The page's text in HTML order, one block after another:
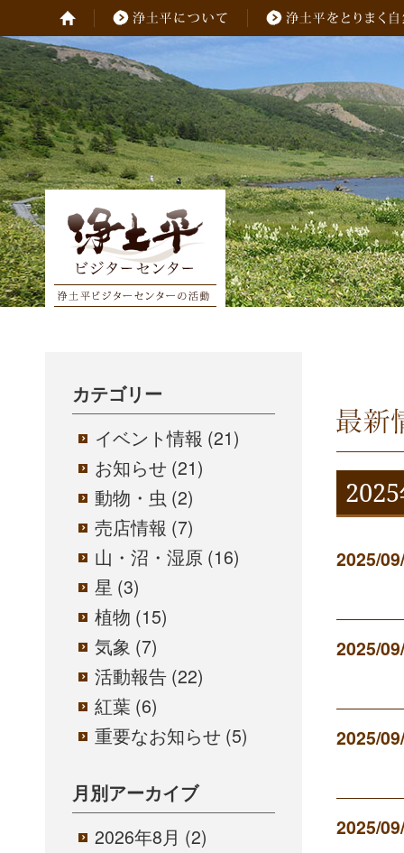
カテゴリー
イベント情報 (21)
お知らせ (21)
動物・虫 (2)
売店情報 (7)
山・沼・湿原 (16)
星 (3)
植物 (15)
気象 (7)
活動報告 (22)
紅葉 (6)
重要なお知らせ (5)
月別アーカイブ
2026年8月 (2)
最近の
2025/
2025/
2025/
2025/